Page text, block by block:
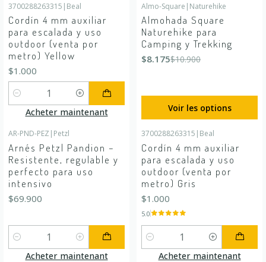
3700288263315 | Beal
Cordín 4 mm auxiliar
para escalada y uso
outdoor (venta por
metro) Yellow
$1.000
Quantité
Acheter maintenant
-25% DÉSACTIVÉ
Almo-Square | Naturehike
Almohada Square
Naturehike para
Camping y Trekking
$8.175$10.900
Voir les options
AR-PND-PEZ | Petzl
Arnés Petzl Pandion –
Resistente, regulable y
perfecto para uso
intensivo
$69.900
Quantité
Acheter maintenant
3700288263315 | Beal
Cordín 4 mm auxiliar
para escalada y uso
outdoor (venta por
metro) Gris
$1.000
5.0
Quantité
Acheter maintenant